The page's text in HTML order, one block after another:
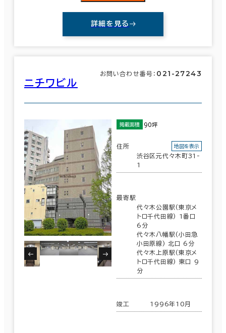
詳細を見る
ニチワビル
お問い合わせ番号： 021-27243
掲載面積 90坪
住所
渋谷区元代々木町31-
1
地図を表示
最寄駅
代々木公園駅(東京メ
トロ千代田線) 1番口
6分
代々木八幡駅(小田急
小田原線) 北口 6分
代々木上原駅(東京メ
トロ千代田線) 東口 9
分
竣工 1996年10月